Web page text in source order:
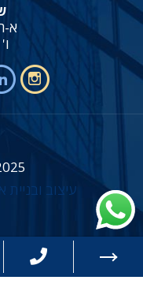
א-ה 08:00-
ו' 08:00-13:00
עיצוב ובניית